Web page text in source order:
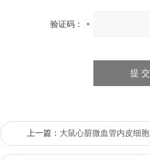
验证码：
上一篇： 大鼠心脏微血管内皮细胞